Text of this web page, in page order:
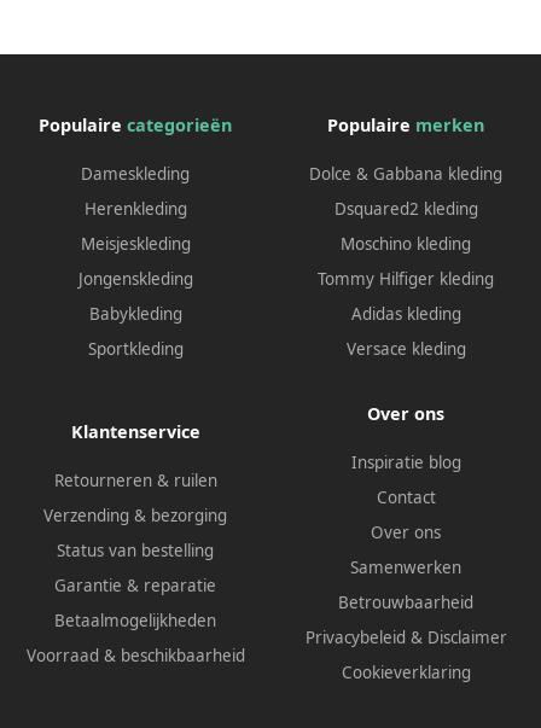
Populaire categorieën
Dameskleding
Herenkleding
Meisjeskleding
Jongenskleding
Babykleding
Sportkleding
Populaire merken
Dolce & Gabbana kleding
Dsquared2 kleding
Moschino kleding
Tommy Hilfiger kleding
Adidas kleding
Versace kleding
Klantenservice
Retourneren & ruilen
Verzending & bezorging
Status van bestelling
Garantie & reparatie
Betaalmogelijkheden
Voorraad & beschikbaarheid
Over ons
Inspiratie blog
Contact
Over ons
Samenwerken
Betrouwbaarheid
Privacybeleid & Disclaimer
Cookieverklaring